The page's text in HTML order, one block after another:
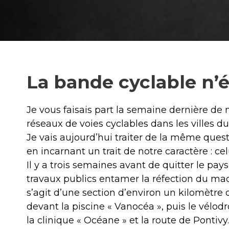
La bande cyclable
Je vous faisais part la semaine dernière de
réseaux de voies cyclables dans les villes
Je vais aujourd’hui traiter de la même
en incarnant un trait de notre caractère :
Il y a trois semaines avant de quitter le
travaux publics entamer la réfection du
s’agit d’une section d’environ un
devant la piscine « Vanocéa », puis le
la clinique « Océane » et la route de Pontivy.